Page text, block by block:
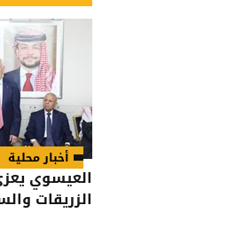
أخبار محلية
العيسوي
الزريقات